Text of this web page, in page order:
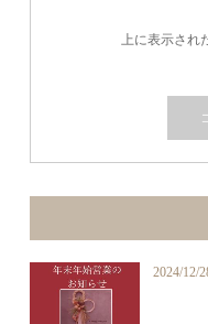
上に表示され
2024/12/